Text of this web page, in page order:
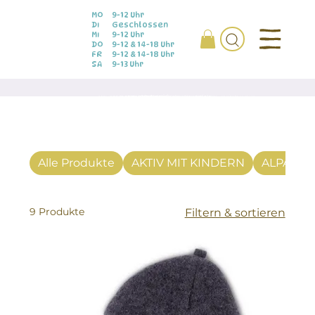
MO
DI
MI
DO
FR
SA
9-12 Uhr
Geschlossen
9-12 Uhr
9-12 & 14-18 Uhr
9-12 & 14-18 Uhr
9-13 Uhr
Alle Produkte AKTIV MIT KINDERN ALPAKA
9 Produkte Filtern & sortieren